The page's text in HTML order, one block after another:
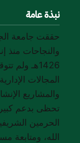
نبذة عامة
حققت جامعة
والنجاحات منذ
1426هـ
المجالات
والمشاريع
تحظى بدعم
الحرمين
الله، ومتابعة